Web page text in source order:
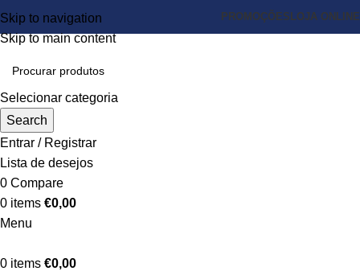
Skip to navigation
Skip to main content
PROMOÇÕES LOJA ONLINE
Selecionar categoria
Search
Entrar / Registrar
Lista de desejos
0 Compare
0 items €0,00
Menu
0 items €0,00